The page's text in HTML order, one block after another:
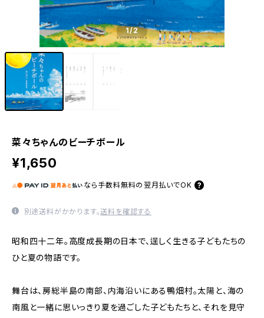
1/2
菜々ちゃんのビーチボール
¥1,650
なら 手数料無料の 翌月払いでOK
別途送料がかかります。送料を確認する
昭和四十二年。高度成長期の日本で、逞しく生きる子どもたちの
ひと夏の物語です。
舞台は、房総半島の南部、内海沿いにある鴨畑村。太陽と、海の
南風と一緒に思いっきり夏を過ごした子どもたちと、それを見守